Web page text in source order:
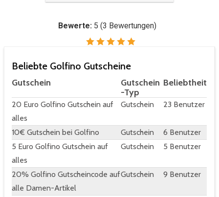
Bewerte: 5 (3 Bewertungen)
Beliebte Golfino Gutscheine
Gutschein
Gutschein
-Typ
Beliebtheit
20 Euro Golfino Gutschein auf
alles
Gutschein 23 Benutzer
10€ Gutschein bei Golfino Gutschein
6 Benutzer
5 Euro Golfino Gutschein auf
alles
Gutschein 5 Benutzer
20% Golfino Gutscheincode auf
alle Damen-Artikel
Gutschein 9 Benutzer